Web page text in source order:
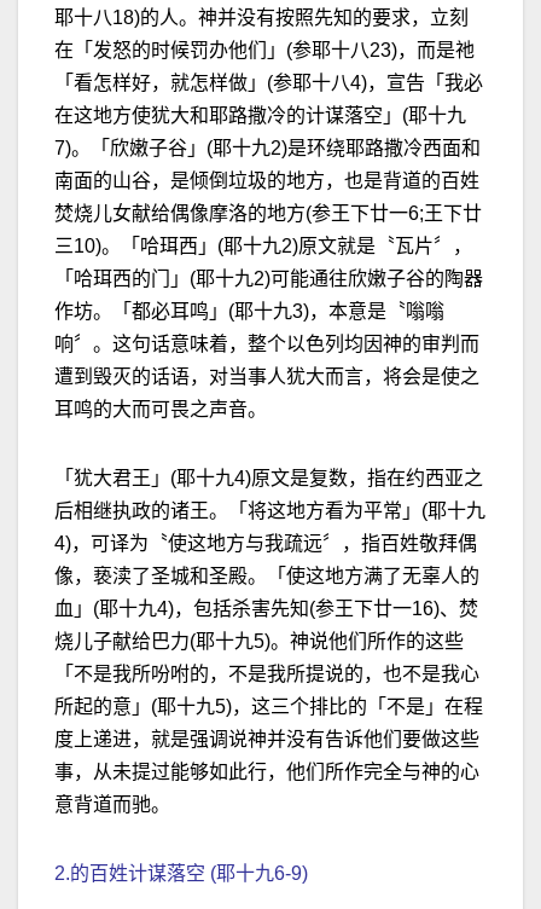
耶十八18)的人。神并没有按照先知的要求，立刻
在「发怒的时候罚办他们」(参耶十八23)，而是祂
「看怎样好，就怎样做」(参耶十八4)，宣告「我必
在这地方使犹大和耶路撒冷的计谋落空」(耶十九
7)。「欣嫩子谷」(耶十九2)是环绕耶路撒冷西面和
南面的山谷，是倾倒垃圾的地方，也是背道的百姓
焚烧儿女献给偶像摩洛的地方(参王下廿一6;王下廿
三10)。「哈珥西」(耶十九2)原文就是〝瓦片〞，
「哈珥西的门」(耶十九2)可能通往欣嫩子谷的陶器
作坊。「都必耳鸣」(耶十九3)，本意是〝嗡嗡
响〞。这句话意味着，整个以色列均因神的审判而
遭到毁灭的话语，对当事人犹大而言，将会是使之
耳鸣的大而可畏之声音。
「犹大君王」(耶十九4)原文是复数，指在约西亚之
后相继执政的诸王。「将这地方看为平常」(耶十九
4)，可译为〝使这地方与我疏远〞，指百姓敬拜偶
像，亵渎了圣城和圣殿。「使这地方满了无辜人的
血」(耶十九4)，包括杀害先知(参王下廿一16)、焚
烧儿子献给巴力(耶十九5)。神说他们所作的这些
「不是我所吩咐的，不是我所提说的，也不是我心
所起的意」(耶十九5)，这三个排比的「不是」在程
度上递进，就是强调说神并没有告诉他们要做这些
事，从未提过能够如此行，他们所作完全与神的心
意背道而驰。
2.的百姓计谋落空 (耶十九6-9)